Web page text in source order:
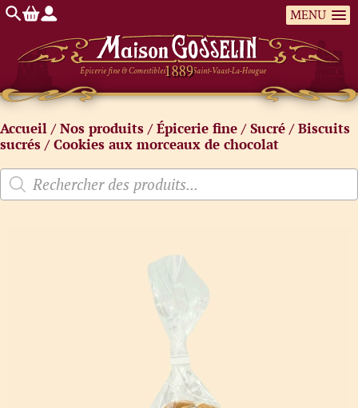
MENU
Épicerie fine & Comestibles Saint-Vaast-La-Hougue
Accueil /Nos produits /Épicerie fine /Sucré /Biscuits
sucrés / Cookies aux morceaux de chocolat